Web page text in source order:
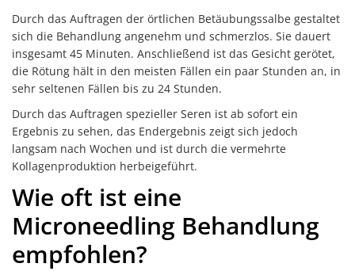
Durch das Auftragen der örtlichen Betäubungssalbe gestaltet
sich die Behandlung angenehm und schmerzlos. Sie dauert
insgesamt 45 Minuten. Anschließend ist das Gesicht gerötet,
die Rötung hält in den meisten Fällen ein paar Stunden an, in
sehr seltenen Fällen bis zu 24 Stunden.
Durch das Auftragen spezieller Seren ist ab sofort ein
Ergebnis zu sehen, das Endergebnis zeigt sich jedoch
langsam nach Wochen und ist durch die vermehrte
Kollagenproduktion herbeigeführt.
Wie oft ist eine
Microneedling Behandlung
empfohlen?